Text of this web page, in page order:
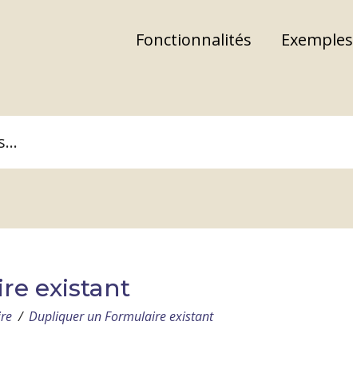
Fonctionnalités Exemples
existant
/ Dupliquer un Formulaire existant